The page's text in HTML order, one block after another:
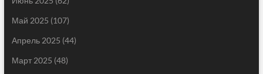
Май 2025 (107)
Апрель 2025 (44)
Март 2025 (48)